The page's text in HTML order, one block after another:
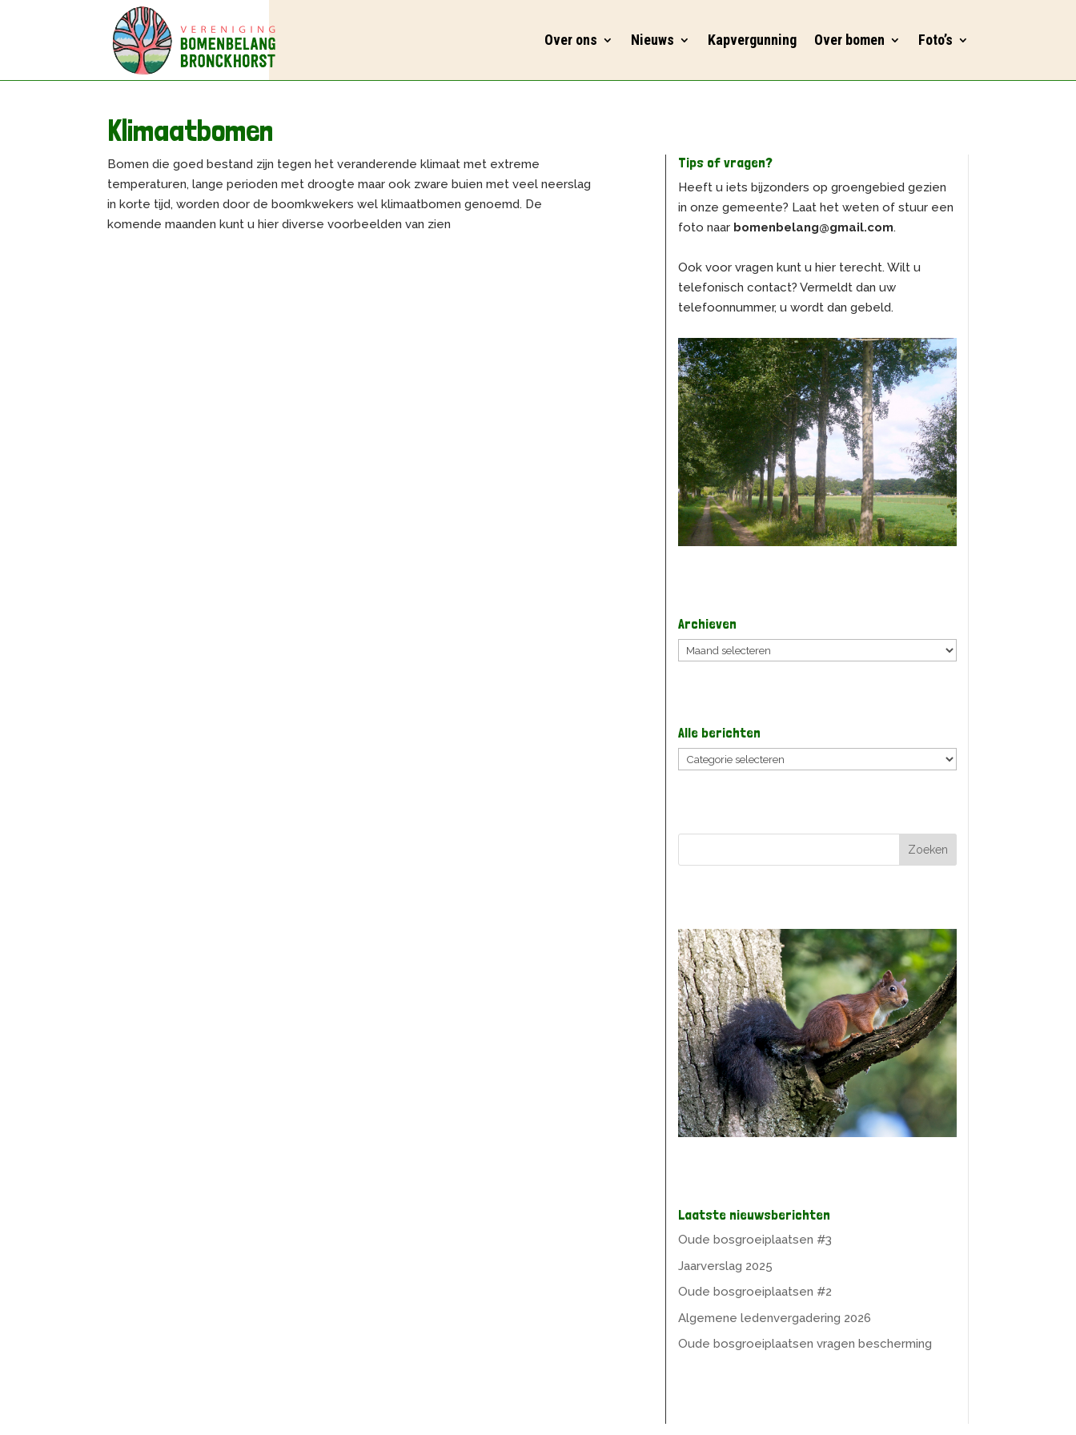
Over ons Nieuws Kapvergunning Over bomen Foto’s
Klimaatbomen
Bomen die goed bestand zijn tegen het veranderende klimaat met extreme
temperaturen, lange perioden met droogte maar ook zware buien met veel neerslag
in korte tijd, worden door de boomkwekers wel klimaatbomen genoemd. De
komende maanden kunt u hier diverse voorbeelden van zien
Tips of vragen?
Heeft u iets bijzonders op groengebied gezien
in onze gemeente? Laat het weten of stuur een
foto naar bomenbelang@gmail.com.
Ook voor vragen kunt u hier terecht. Wilt u
telefonisch contact? Vermeldt dan uw
telefoonnummer, u wordt dan gebeld.
Archieven
Archieven
Alle berichten
Alle
Laatste nieuwsberichten
Oude bosgroeiplaatsen #3
Jaarverslag 2025
Oude bosgroeiplaatsen #2
Algemene ledenvergadering 2026
Oude bosgroeiplaatsen vragen bescherming